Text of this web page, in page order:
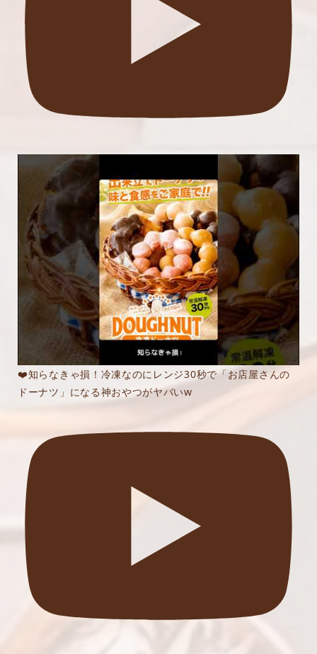
❤️知らなきゃ損！冷凍なのにレンジ30秒で「お店屋さんの
ドーナツ」になる神おやつがヤバいw